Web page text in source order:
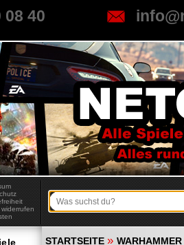
08 40
STARTSEITE »